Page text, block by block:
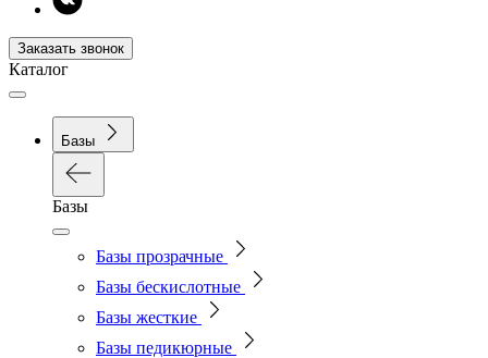
Заказать звонок
Каталог
Базы
Базы
Базы прозрачные
Базы бескислотные
Базы жесткие
Базы педикюрные